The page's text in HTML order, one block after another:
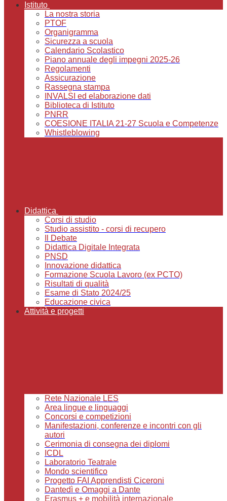
Istituto
La nostra storia
PTOF
Organigramma
Sicurezza a scuola
Calendario Scolastico
Piano annuale degli impegni 2025-26
Regolamenti
Assicurazione
Rassegna stampa
INVALSI ed elaborazione dati
Biblioteca di Istituto
PNRR
COESIONE ITALIA 21-27 Scuola e Competenze
Whistleblowing
Didattica
Corsi di studio
Studio assistito - corsi di recupero
Il Debate
Didattica Digitale Integrata
PNSD
Innovazione didattica
Formazione Scuola Lavoro (ex PCTO)
Risultati di qualità
Esame di Stato 2024/25
Educazione civica
Attività e progetti
Rete Nazionale LES
Area lingue e linguaggi
Concorsi e competizioni
Manifestazioni, conferenze e incontri con gli
autori
Cerimonia di consegna dei diplomi
ICDL
Laboratorio Teatrale
Mondo scientifico
Progetto FAI Apprendisti Ciceroni
Dantedì e Omaggi a Dante
Erasmus + e mobilità internazionale